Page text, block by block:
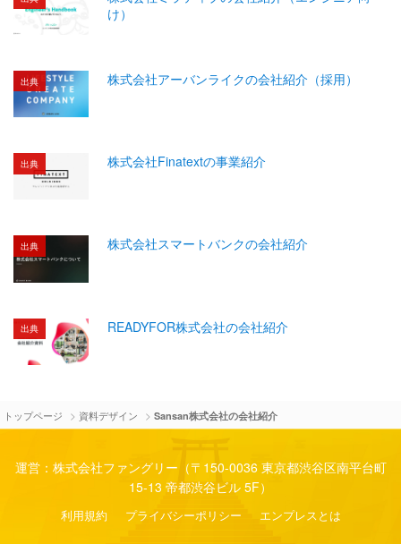
け）
出典 株式会社アーバンライクの会社紹介（採用）
出典 株式会社Finatextの事業紹介
出典 株式会社スマートバンクの会社紹介
出典 READYFOR株式会社の会社紹介
トップページ > 資料デザイン >Sansan株式会社の会社紹介
運営：株式会社ファングリー（〒150-0036 東京都渋谷区南平台町
15-13 帝都渋谷ビル 5F）
利用規約 プライバシーポリシー エンプレスとは